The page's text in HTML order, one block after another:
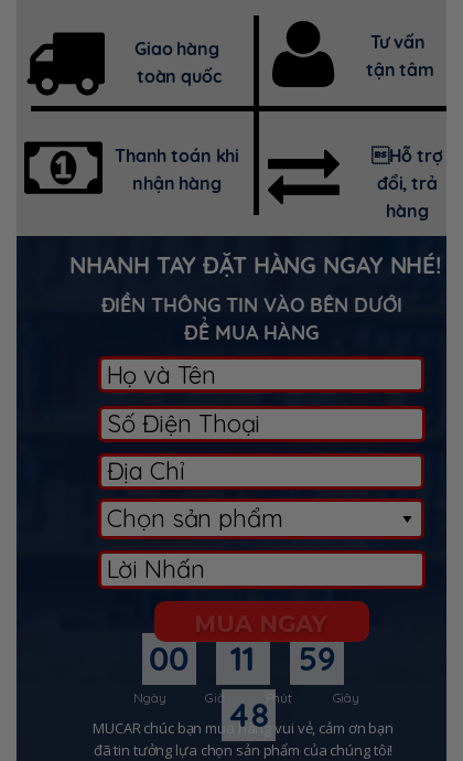
Giao hàng
toàn quốc
Thanh toán khi
nhận hàng
Hỗ trợ
đổi, trả
hàng
Tư vấn
tận tâm
MUCAR chúc bạn mua hàng vui vẻ, cảm ơn bạn
đã tin tưởng lựa chọn sản phẩm của chúng tôi!
00 11
59
47
KHUYẾN MÃI SẮP HẾT
Ngày Giờ Phút Giây
ĐIỀN THÔNG TIN VÀO BÊN DƯỚI
ĐỂ MUA HÀNG
NHANH TAY ĐẶT HÀNG NGAY NHÉ!
MUA NGAY